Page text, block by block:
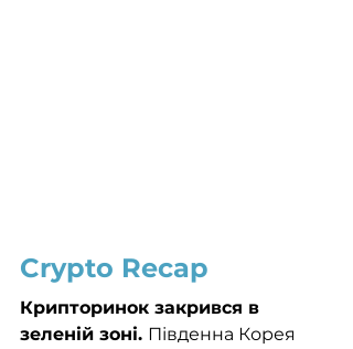
Crypto Recap
Крипторинок закрився в
зеленій зоні. Південна Корея